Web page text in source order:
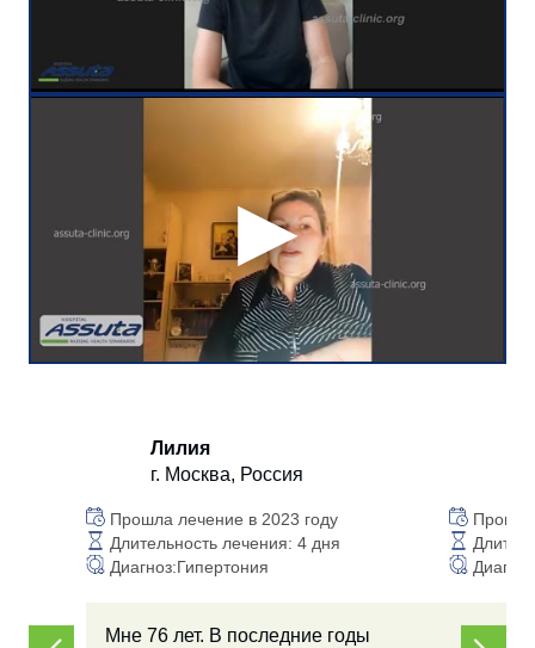
Лилия
г. Москва, Россия
Прошла лечение в 2023 году
Длительность лечения: 4 дня
Диагноз:Гипертония
Мне 76 лет. В последние годы
У